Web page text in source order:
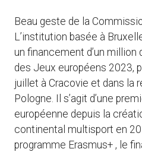
Beau geste de la
L’institution basée à
un financement d’un million
des Jeux européens 2023,
juillet à Cracovie et dans la
Pologne. Il s’agit d’une
européenne depuis la
continental multisport en
programme Erasmus+ , le